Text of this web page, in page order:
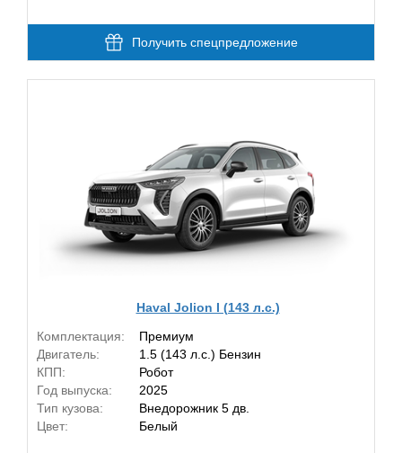
Получить спецпредложение
Haval Jolion I (143 л.с.)
Комплектация:
Премиум
Двигатель:
1.5 (143 л.с.) Бензин
КПП:
Робот
Год выпуска:
2025
Тип кузова:
Внедорожник 5 дв.
Цвет:
Белый